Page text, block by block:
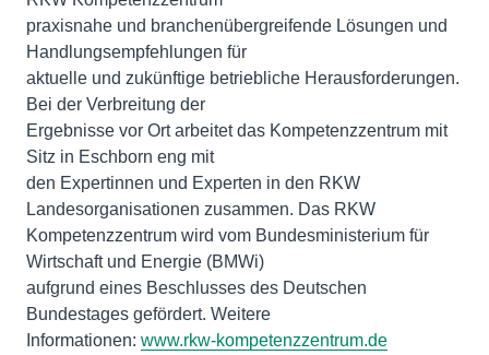
praxisnahe und branchenübergreifende Lösungen und
Handlungsempfehlungen für
aktuelle und zukünftige betriebliche Herausforderungen.
Bei der Verbreitung der
Ergebnisse vor Ort arbeitet das Kompetenzzentrum mit
Sitz in Eschborn eng mit
den Expertinnen und Experten in den RKW
Landesorganisationen zusammen. Das RKW
Kompetenzzentrum wird vom Bundesministerium für
Wirtschaft und Energie (BMWi)
aufgrund eines Beschlusses des Deutschen
Bundestages gefördert. Weitere
Informationen: www.rkw-kompetenzzentrum.de